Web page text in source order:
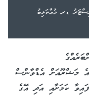
ޑރ މުއްތަލިބު
މަޝްރޫއަށް އެޑްވާންސް
ދެވިފައިވާ ކަމަށާއި އަދި އޭގެ